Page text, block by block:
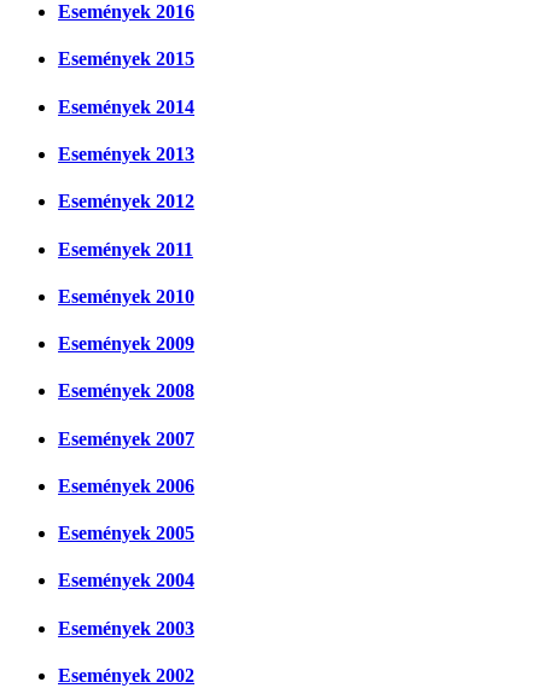
Események 2016
Események 2015
Események 2014
Események 2013
Események 2012
Események 2011
Események 2010
Események 2009
Események 2008
Események 2007
Események 2006
Események 2005
Események 2004
Események 2003
Események 2002